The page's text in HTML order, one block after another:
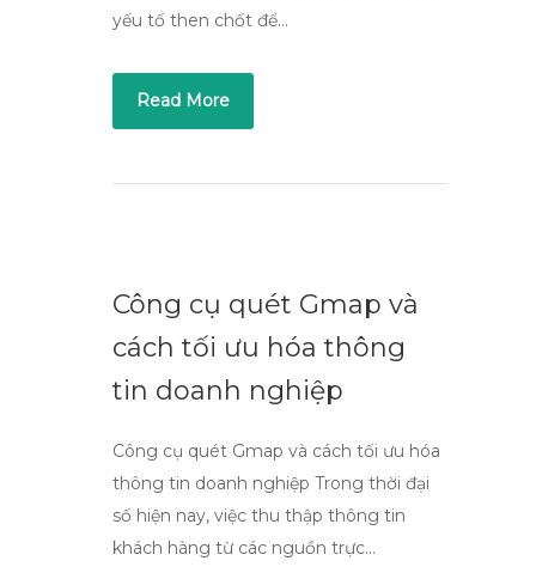
yếu tố then chốt để…
Read More
Công cụ quét Gmap và
cách tối ưu hóa thông
tin doanh nghiệp
Công cụ quét Gmap và cách tối ưu hóa
thông tin doanh nghiệp Trong thời đại
số hiện nay, việc thu thập thông tin
khách hàng từ các nguồn trực…